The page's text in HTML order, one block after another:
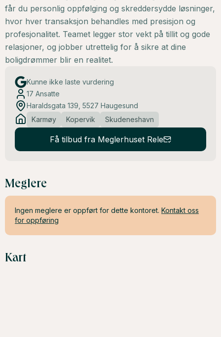
får du personlig oppfølging og skreddersydde løsninger,
hvor hver transaksjon behandles med presisjon og
profesjonalitet. Teamet legger stor vekt på tillit og gode
relasjoner, og jobber utrettelig for å sikre at dine
boligdrømmer blir en realitet.
Kunne ikke laste vurdering
17 Ansatte
Haraldsgata 139, 5527 Haugesund
Karmøy
Kopervik Skudeneshavn
Få tilbud fra Meglerhuset Rele
Meglere
Ingen meglere er oppført for dette kontoret. Kontakt oss
for oppføring
Kart